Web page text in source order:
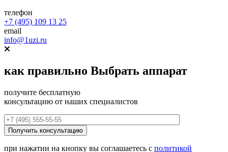
телефон
+7 (495) 109 13 25
email
info@1uzi.ru
как правильно Выбрать аппарат
получите бесплатную
консультацию от наших специалистов
при нажатии на кнопку вы соглашаетесь с политикой